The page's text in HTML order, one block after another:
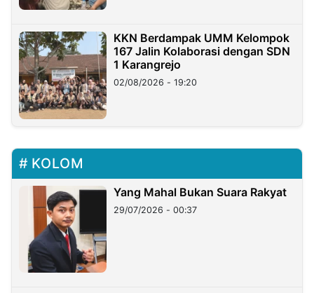
KKN Berdampak UMM Kelompok
167 Jalin Kolaborasi dengan SDN
1 Karangrejo
02/08/2026 - 19:20
KOLOM
Yang Mahal Bukan Suara Rakyat
29/07/2026 - 00:37